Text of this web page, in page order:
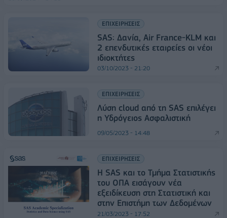
ΕΠΙΧΕΙΡΗΣΕΙΣ
SAS: Δανία, Air France-KLM και
2 επενδυτικές εταιρείες οι νέοι
ιδιοκτήτες
03/10/2023 - 21:20
ΕΠΙΧΕΙΡΗΣΕΙΣ
Λύση cloud από τη SAS επιλέγει
η Υδρόγειος Ασφαλιστική
09/05/2023 - 14:48
ΕΠΙΧΕΙΡΗΣΕΙΣ
Η SAS και το Τμήμα Στατιστικής
του ΟΠΑ εισάγουν νέα
εξειδίκευση στη Στατιστική και
στην Επιστήμη των Δεδομένων
21/03/2023 - 17:52